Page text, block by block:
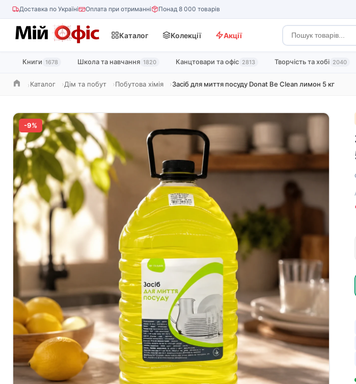
Доставка по Україні Оплата при отриманні Понад 8 000 товарів
Каталог Колекції Акції
Книги 1678 Школа та навчання 1820 Канцтовари та офіс 2813 Творчість та хобі 2040
ГоловнаКаталог Дім та побут Побутова хімія Засіб для миття посуду Donat Be Clean лимон 5 кг
-9%